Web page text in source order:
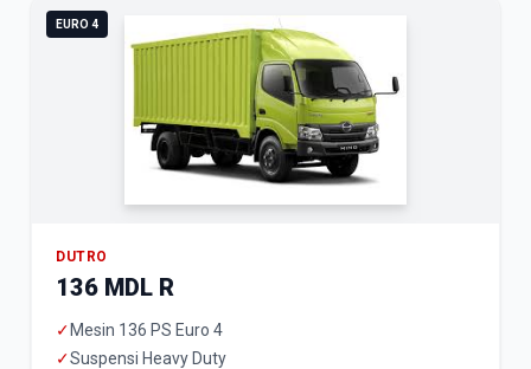
EURO 4
DUTRO
136 MDL R
✓ Mesin 136 PS Euro 4
✓Suspensi Heavy Duty